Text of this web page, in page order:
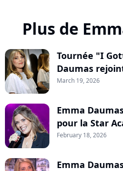
Plus de
Tournée "I
Daumas
March 19, 2026
Emma
pour la Star
February 18, 2026
Emma